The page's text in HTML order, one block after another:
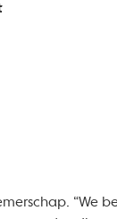
“We